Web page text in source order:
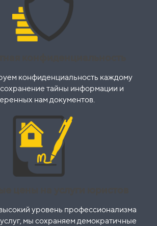
конфиденциальность каждому
тайны информации и
нам документов.
уровень профессионализма
мы сохраняем демократичные